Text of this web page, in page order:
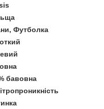
Футболка
бавовна